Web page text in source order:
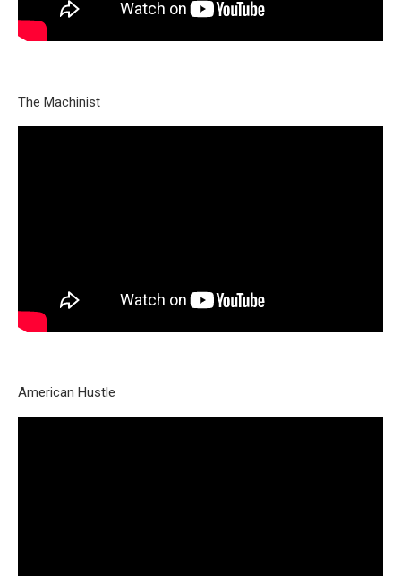
The Machinist
American Hustle